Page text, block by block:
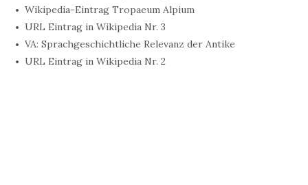
Wikipedia-Eintrag Tropaeum Alpium
URL Eintrag in Wikipedia Nr. 3
VA: Sprachgeschichtliche Relevanz der Antike
URL Eintrag in Wikipedia Nr. 2